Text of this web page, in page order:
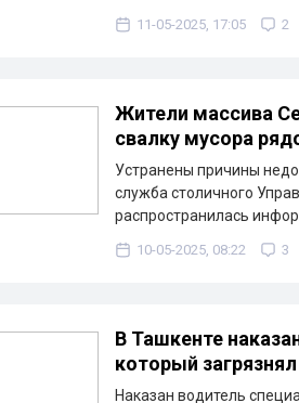
11-05-2025, 17:05 2
Жители массива
свалку мусора
Устранены причины
служба столичного
распространилась
10-05-2025, 08:22 3
В Ташкенте
который
Наказан водитель